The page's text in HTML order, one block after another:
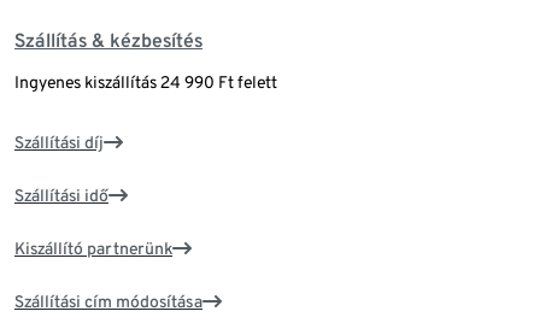
Szállítás & kézbesítés
Ingyenes kiszállítás 24 990 Ft felett
Szállítási díj
Szállítási idő
Kiszállító partnerünk
Szállítási cím módosítása